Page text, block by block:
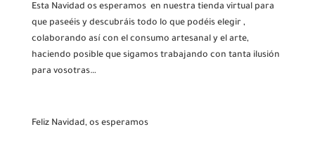
Esta Navidad os esperamos en nuestra tienda virtual para
que paseéis y descubráis todo lo que podéis elegir ,
colaborando así con el consumo artesanal y el arte,
haciendo posible que sigamos trabajando con tanta ilusión
para vosotras…
Feliz Navidad, os esperamos